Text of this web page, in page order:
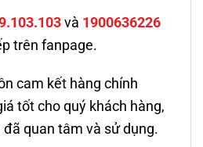
và 1900636226
trên fanpage.
cam kết hàng chính
tốt cho quý khách hàng,
quan tâm và sử dụng.